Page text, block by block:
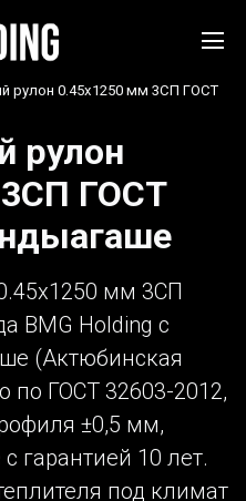
рулон 0.45x1250 мм 3СП ГОСТ
рулон
ГОСТ
мм 3СП
BMG Holding с
(Актюбинская
по ГОСТ 32603-2012,
±0,5 мм,
гарантией 10 лет.
под климат